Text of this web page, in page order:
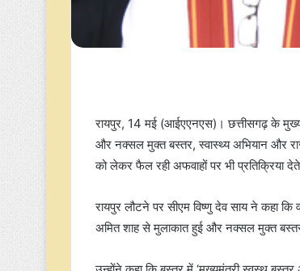
रायपुर, 14 मई (आईएएनएस)। छत्तीसगढ़ के
और नक्सल मुक्त बस्तर, स्वास्थ्य अभियान और
को लेकर फैल रही अफवाहों पर भी प्रतिक्रिया
रायपुर लौटने पर सीएम विष्णु देव साय ने कहा
अमित शाह से मुलाकात हुई और नक्सल मुक्त